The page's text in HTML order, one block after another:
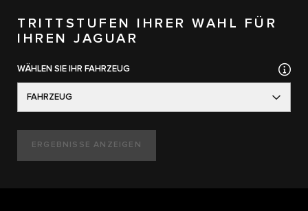
TRITTSTUFEN IHRER WAHL FÜR
IHREN JAGUAR
WÄHLEN SIE IHR FAHRZEUG
FAHRZEUG
ERGEBNISSE ANZEIGEN